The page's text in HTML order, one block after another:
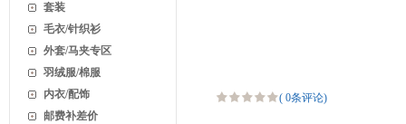
套装
毛衣/针织衫
外套/马夹专区
羽绒服/棉服
内衣/配饰
邮费补差价
( 0条评论)